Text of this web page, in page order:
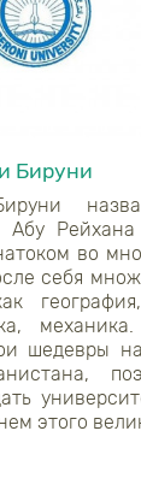
Бируни
Абу
во
себя
шедевры
этого